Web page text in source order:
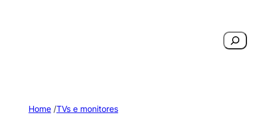
Pesquisar
Home /TVs e monitores